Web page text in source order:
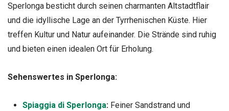
Sperlonga besticht durch seinen charmanten Altstadtflair
und die idyllische Lage an der Tyrrhenischen Küste. Hier
treffen Kultur und Natur aufeinander. Die Strände sind ruhig
und bieten einen idealen Ort für Erholung.
Sehenswertes in Sperlonga:
Spiaggia di Sperlonga:Feiner Sandstrand und